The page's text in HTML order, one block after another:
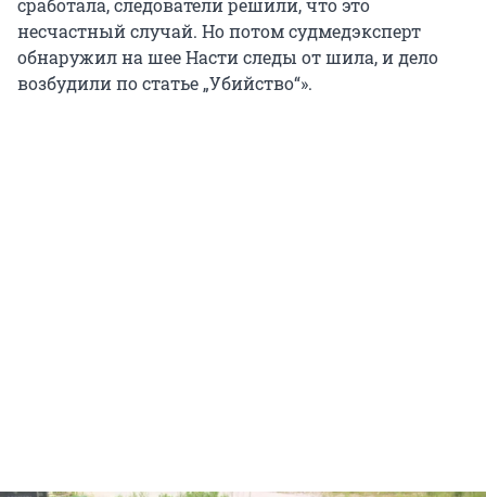
сработала, следователи решили, что это
несчастный случай. Но потом судмедэксперт
обнаружил на шее Насти следы от шила, и дело
возбудили по статье „Убийство“».